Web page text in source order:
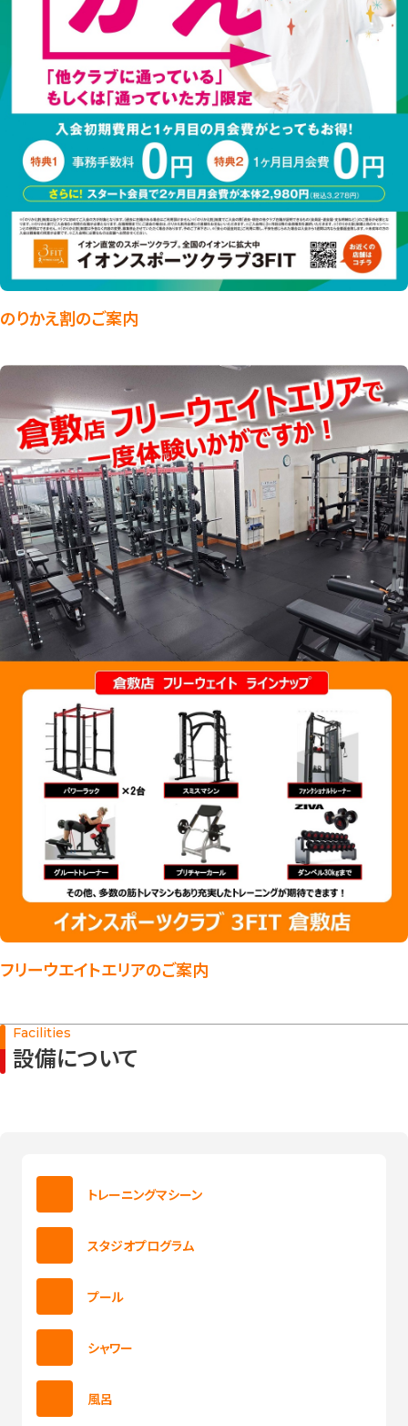
のりかえ割のご案内
フリーウエイトエリアのご案内
Facilities
設備について
トレーニングマシーン
スタジオプログラム
プール
シャワー
風呂